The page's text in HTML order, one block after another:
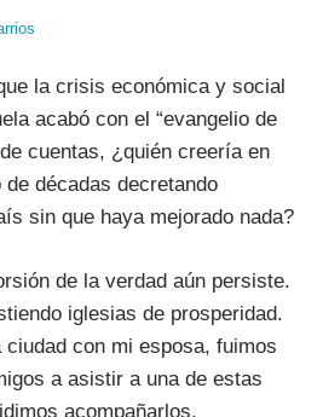
la crisis económica y social
acabó con el “evangelio de
cuentas, ¿quién creería en
de décadas decretando
sin que haya mejorado nada?
de la verdad aún persiste.
iglesias de prosperidad.
con mi esposa, fuimos
a asistir a una de estas
acompañarlos.